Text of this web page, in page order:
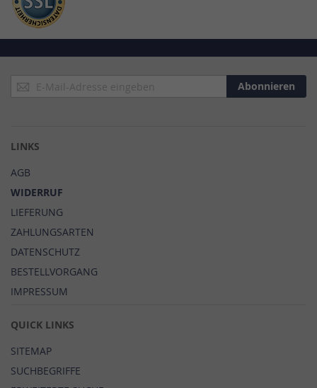
Anmeldung
zum
Abonnieren
LINKS
AGB
WIDERRUF
LIEFERUNG
ZAHLUNGSARTEN
DATENSCHUTZ
BESTELLVORGANG
IMPRESSUM
QUICK LINKS
SITEMAP
SUCHBEGRIFFE